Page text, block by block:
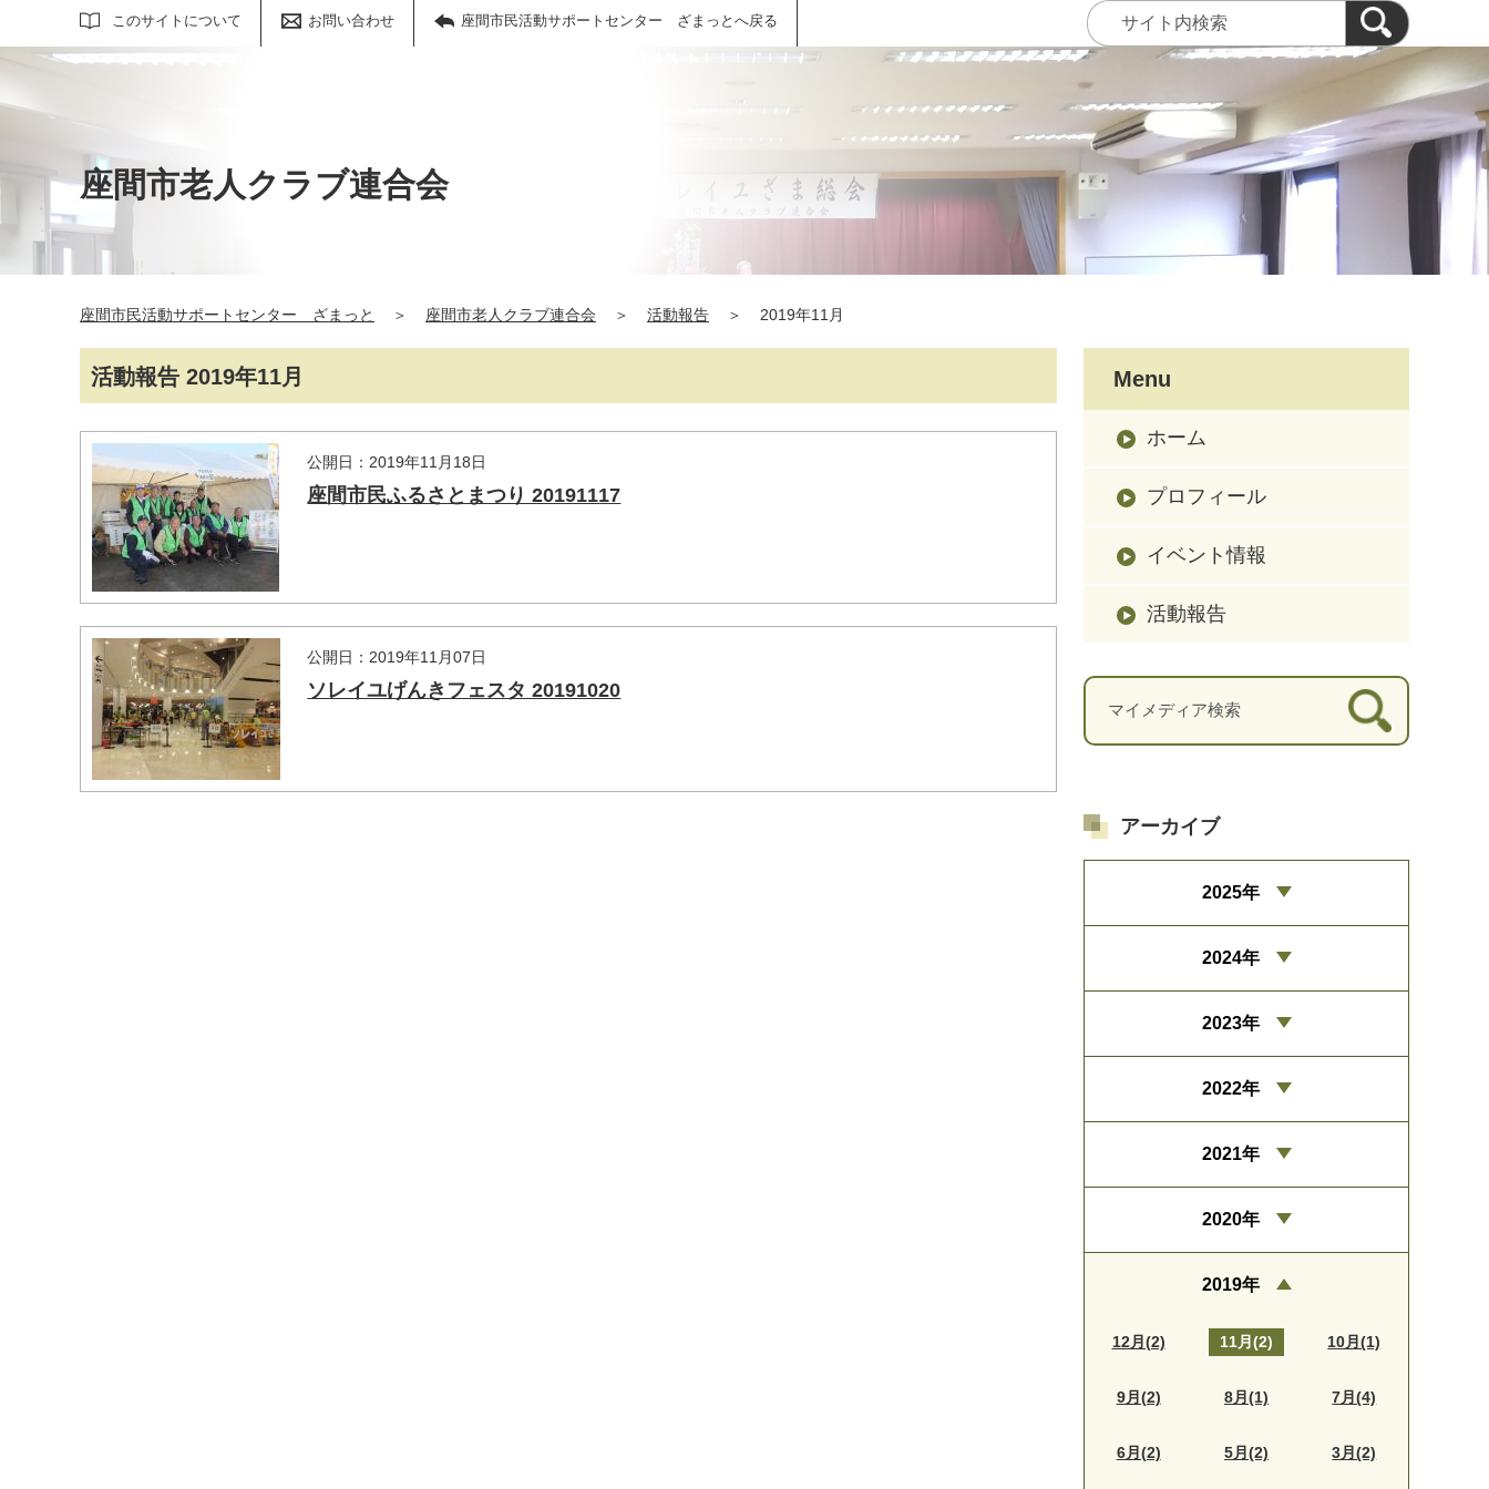
このサイトについて お問い合わせ 座間市民活動サポートセンター ざまっとへ戻る
サイト内検索
座間市老人クラブ連合会
座間市民活動サポートセンター ざまっと ＞ 座間市老人クラブ連合会 ＞ 活動報告 ＞ 2019年11月
活動報告 2019年11月
公開日：2019年11月18日
座間市民ふるさとまつり 20191117
公開日：2019年11月07日
ソレイユげんきフェスタ 20191020
Menu
ホーム
プロフィール
イベント情報
活動報告
マイメディア検索
アーカイブ
2025年
2024年
2023年
2022年
2021年
2020年
2019年
12月(2) 11月(2) 10月(1)
9月(2) 8月(1) 7月(4)
6月(2) 5月(2) 3月(2)